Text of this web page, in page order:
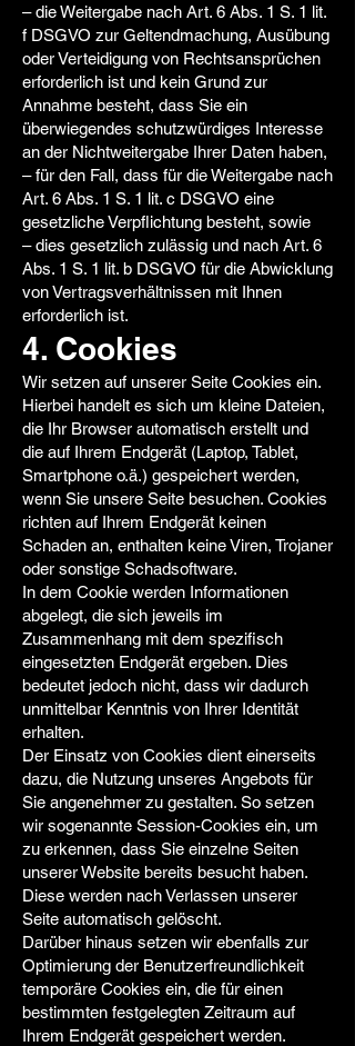
– die Weitergabe nach Art. 6 Abs. 1 S. 1 lit.
f DSGVO zur Geltendmachung, Ausübung
oder Verteidigung von Rechtsansprüchen
erforderlich ist und kein Grund zur
Annahme besteht, dass Sie ein
überwiegendes schutzwürdiges Interesse
an der Nichtweitergabe Ihrer Daten haben,
– für den Fall, dass für die Weitergabe nach
Art. 6 Abs. 1 S. 1 lit. c DSGVO eine
gesetzliche Verpflichtung besteht, sowie
– dies gesetzlich zulässig und nach Art. 6
Abs. 1 S. 1 lit. b DSGVO für die Abwicklung
von Vertragsverhältnissen mit Ihnen
erforderlich ist.
4. Cookies
Wir setzen auf unserer Seite Cookies ein.
Hierbei handelt es sich um kleine Dateien,
die Ihr Browser automatisch erstellt und
die auf Ihrem Endgerät (Laptop, Tablet,
Smartphone o.ä.) gespeichert werden,
wenn Sie unsere Seite besuchen. Cookies
richten auf Ihrem Endgerät keinen
Schaden an, enthalten keine Viren, Trojaner
oder sonstige Schadsoftware.
In dem Cookie werden Informationen
abgelegt, die sich jeweils im
Zusammenhang mit dem spezifisch
eingesetzten Endgerät ergeben. Dies
bedeutet jedoch nicht, dass wir dadurch
unmittelbar Kenntnis von Ihrer Identität
erhalten.
Der Einsatz von Cookies dient einerseits
dazu, die Nutzung unseres Angebots für
Sie angenehmer zu gestalten. So setzen
wir sogenannte Session-Cookies ein, um
zu erkennen, dass Sie einzelne Seiten
unserer Website bereits besucht haben.
Diese werden nach Verlassen unserer
Seite automatisch gelöscht.
Darüber hinaus setzen wir ebenfalls zur
Optimierung der Benutzerfreundlichkeit
temporäre Cookies ein, die für einen
bestimmten festgelegten Zeitraum auf
Ihrem Endgerät gespeichert werden.